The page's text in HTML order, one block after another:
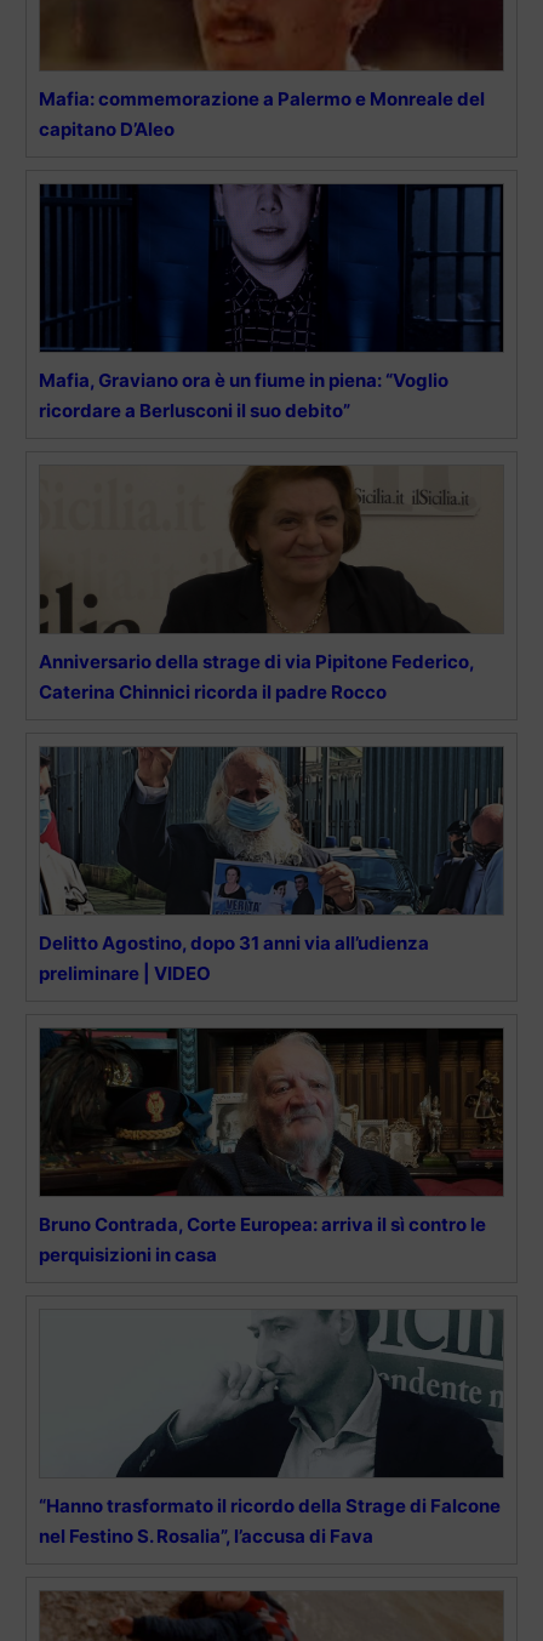
Mafia: commemorazione a Palermo e Monreale del
capitano D’Aleo
Mafia, Graviano ora è un fiume in piena: “Voglio
ricordare a Berlusconi il suo debito”
Anniversario della strage di via Pipitone Federico,
Caterina Chinnici ricorda il padre Rocco
Delitto Agostino, dopo 31 anni via all’udienza
preliminare | VIDEO
Bruno Contrada, Corte Europea: arriva il sì contro le
perquisizioni in casa
“Hanno trasformato il ricordo della Strage di Falcone
nel Festino S. Rosalia”, l’accusa di Fava